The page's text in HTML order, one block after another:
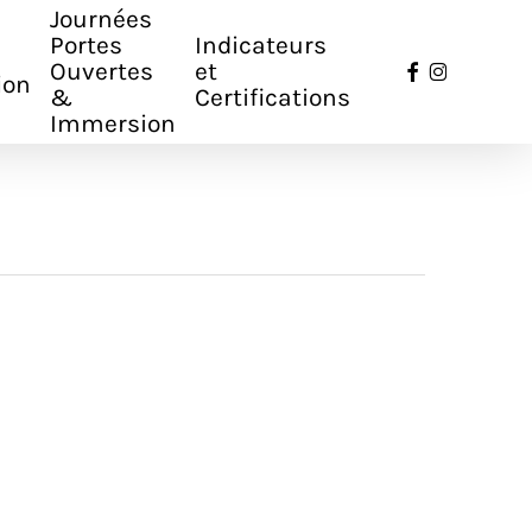
Journées
Portes
Ouvertes
&
Immersion
Indicateurs
et
Certifications
facebook